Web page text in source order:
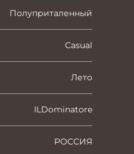
Полуприталенный
Casual
Лето
ILDominatore
РОССИЯ